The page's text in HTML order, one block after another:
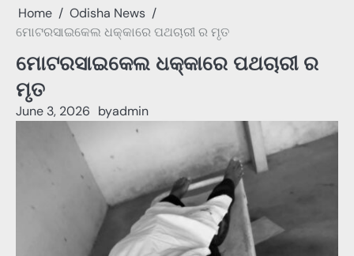
Home
Odisha News
ମୋଟରସାଇକେଲ ଧକ୍କାରେ ପଥଚାରୀ ର ମୃତ
ମୋଟରସାଇକେଲ ଧକ୍କାରେ ପଥଚାରୀ ର
ମୃତ
June 3, 2026 byadmin